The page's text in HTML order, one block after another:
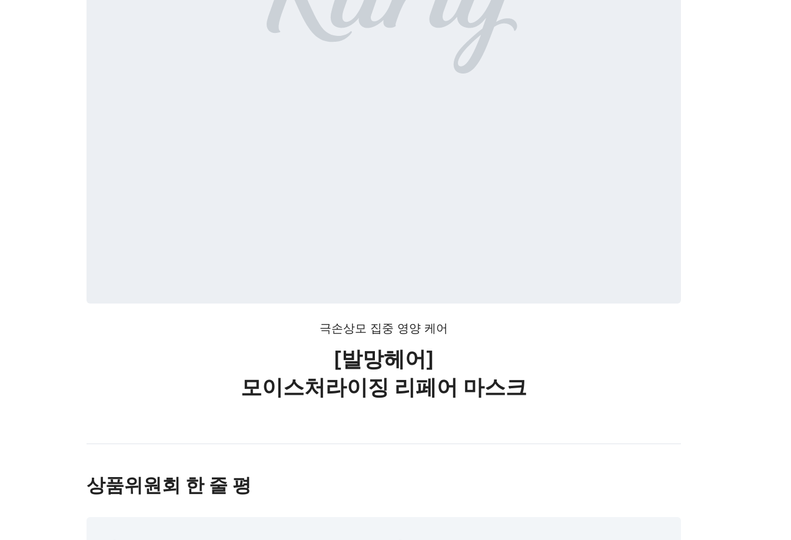
극손상모 집중 영양 케어
[발망헤어]
모이스처라이징 리페어 마스크
상품위원회 한 줄 평